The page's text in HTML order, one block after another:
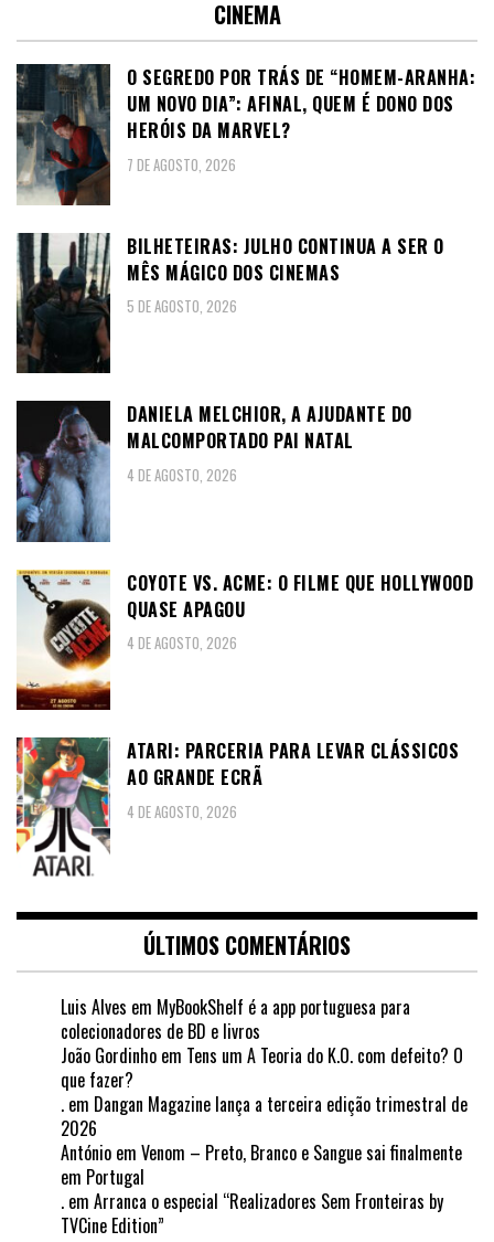
CINEMA
O SEGREDO POR TRÁS DE “HOMEM-ARANHA:
UM NOVO DIA”: AFINAL, QUEM É DONO DOS
HERÓIS DA MARVEL?
7 DE AGOSTO, 2026
BILHETEIRAS: JULHO CONTINUA A SER O
MÊS MÁGICO DOS CINEMAS
5 DE AGOSTO, 2026
DANIELA MELCHIOR, A AJUDANTE DO
MALCOMPORTADO PAI NATAL
4 DE AGOSTO, 2026
COYOTE VS. ACME: O FILME QUE HOLLYWOOD
QUASE APAGOU
4 DE AGOSTO, 2026
ATARI: PARCERIA PARA LEVAR CLÁSSICOS
AO GRANDE ECRÃ
4 DE AGOSTO, 2026
ÚLTIMOS COMENTÁRIOS
Luis Alves em MyBookShelf é a app portuguesa para
colecionadores de BD e livros
João Gordinho em Tens um A Teoria do K.O. com defeito? O
que fazer?
. em Dangan Magazine lança a terceira edição trimestral de
2026
António em Venom – Preto, Branco e Sangue sai finalmente
em Portugal
. em Arranca o especial “Realizadores Sem Fronteiras by
TVCine Edition”